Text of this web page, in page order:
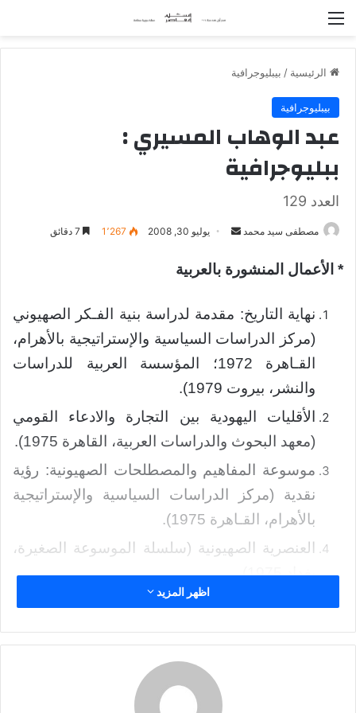
الرئيسية / بيبليوجرافية
بيبليوجرافية
عبد الوهاب المسيري :
ببليوجرافية
العدد 129
مصطفى سيد محمد
س
د
ل
ك
و
ن
ا
يوليو 30, 2008 1٬267
* الأعمال المنشورة بالعربية
نهاية التاريخ: مقدمة لدراسة بنية الفـكر الصهيوني
(مركز الدراسات السياسية والإستراتيجية بالأهرام،
القـاهرة 1972؛ المؤسسة العربية للدراسات
والنشر، بيروت 1979).
الأقليات اليهودية بين التجارة والادعاء القومي
(معهد البحوث والدراسات العربية، القاهرة 1975).
موسوعة المفاهيم والمصطلحات الصهيونية: رؤية
نقدية (مركز الدراسات السياسية والإستراتيجية
بالأهرام، القـاهرة 1975).
العنصرية الصهيونية (سلسلة الموسوعة الصغيرة،
بغداد 1975).
اليهودية والصهيونية وإسرائيل : دراسة في انتشار
العربية للدراسات والنشر، بيروت 1975).
مختارات من الشعر الرومانتيكي الإنجليزي:
النصوص الأساسية وبعض الدراسات التاريخية
اظهر المزيد